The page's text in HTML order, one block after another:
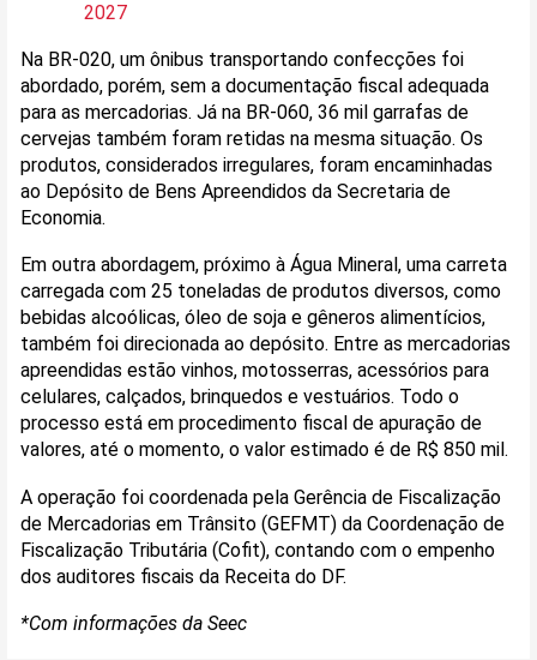
2027
Na BR-020, um ônibus transportando confecções foi
abordado, porém, sem a documentação fiscal adequada
para as mercadorias. Já na BR-060, 36 mil garrafas de
cervejas também foram retidas na mesma situação. Os
produtos, considerados irregulares, foram encaminhadas
ao Depósito de Bens Apreendidos da Secretaria de
Economia.
Em outra abordagem, próximo à Água Mineral, uma carreta
carregada com 25 toneladas de produtos diversos, como
bebidas alcoólicas, óleo de soja e gêneros alimentícios,
também foi direcionada ao depósito. Entre as mercadorias
apreendidas estão vinhos, motosserras, acessórios para
celulares, calçados, brinquedos e vestuários. Todo o
processo está em procedimento fiscal de apuração de
valores, até o momento, o valor estimado é de R$ 850 mil.
A operação foi coordenada pela Gerência de Fiscalização
de Mercadorias em Trânsito (GEFMT) da Coordenação de
Fiscalização Tributária (Cofit), contando com o empenho
dos auditores fiscais da Receita do DF.
*Com informações da Seec